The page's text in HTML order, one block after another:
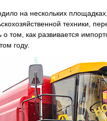
на нескольких
техники,
о том, как развивается
году.